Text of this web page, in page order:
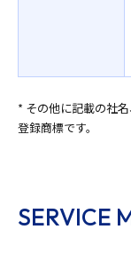
* その他に記載の社
登録商標です。
SERVICE